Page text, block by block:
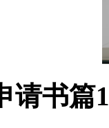
请书篇1